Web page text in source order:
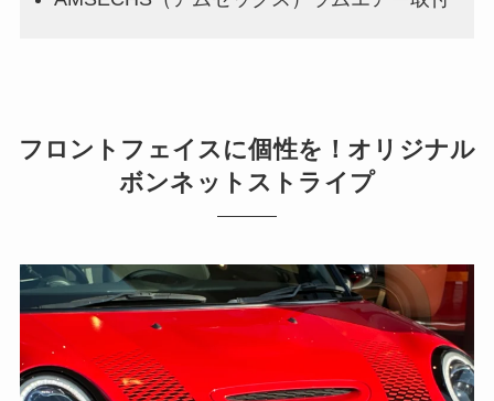
フロントフェイスに個性を！オリジナル
ボンネットストライプ